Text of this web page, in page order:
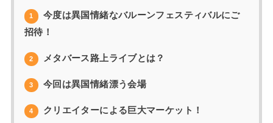
1
今度は異国情緒なバルーンフェスティバルにご
招待！
2 メタバース路上ライブとは？
3 今回は異国情緒漂う会場
4 クリエイターによる巨大マーケット！